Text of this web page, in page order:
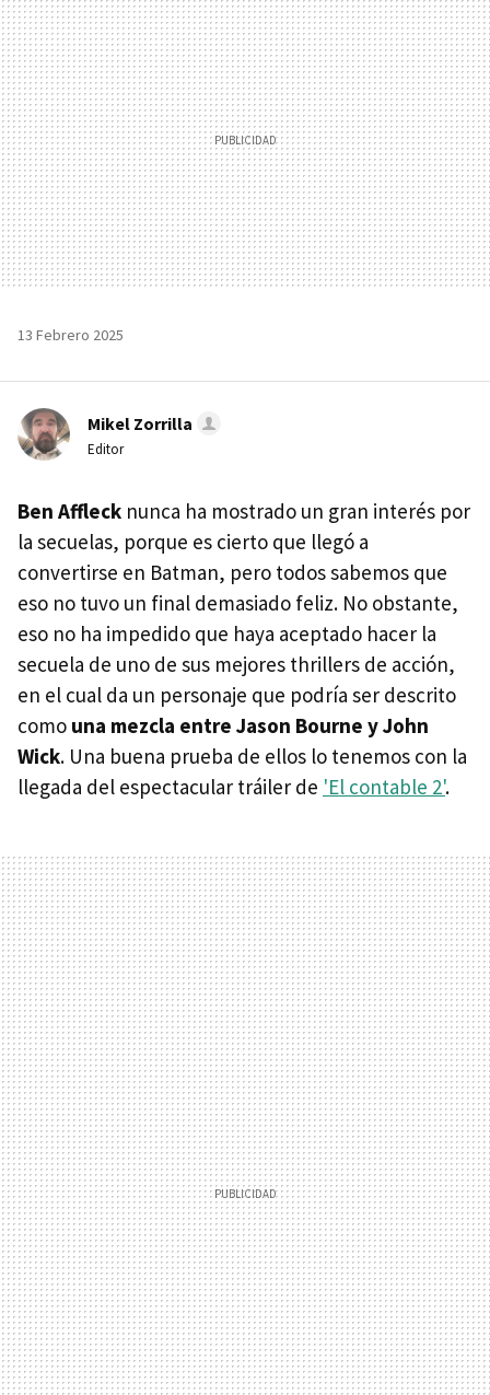
MAIL
13 Febrero 2025
Mikel Zorrilla
Editor
Ben Affleck nunca ha mostrado un gran interés por
la secuelas, porque es cierto que llegó a
convertirse en Batman, pero todos sabemos que
eso no tuvo un final demasiado feliz. No obstante,
eso no ha impedido que haya aceptado hacer la
secuela de uno de sus mejores thrillers de acción,
en el cual da un personaje que podría ser descrito
como una mezcla entre Jason Bourne y John
Wick. Una buena prueba de ellos lo tenemos con la
llegada del espectacular tráiler de 'El contable 2'.